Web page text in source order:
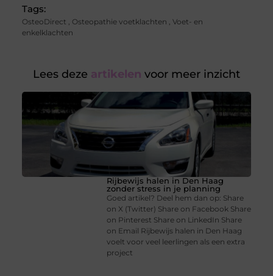
Tags:
OsteoDirect , Osteopathie voetklachten , Voet- en
enkelklachten
Lees deze artikelen voor meer inzicht
Rijbewijs halen in Den Haag
zonder stress in je planning
Goed artikel? Deel hem dan op: Share
on X (Twitter) Share on Facebook Share
on Pinterest Share on LinkedIn Share
on Email Rijbewijs halen in Den Haag
voelt voor veel leerlingen als een extra
project